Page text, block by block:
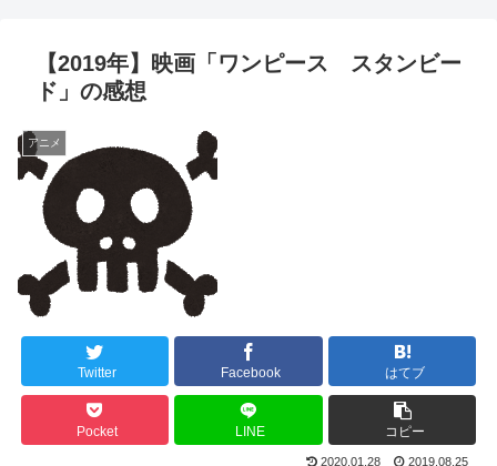
【2019年】映画「ワンピース スタンビー
ド」の感想
アニメ
Twitter Facebook はてブ
Pocket LINE コピー
2020.01.28 2019.08.25